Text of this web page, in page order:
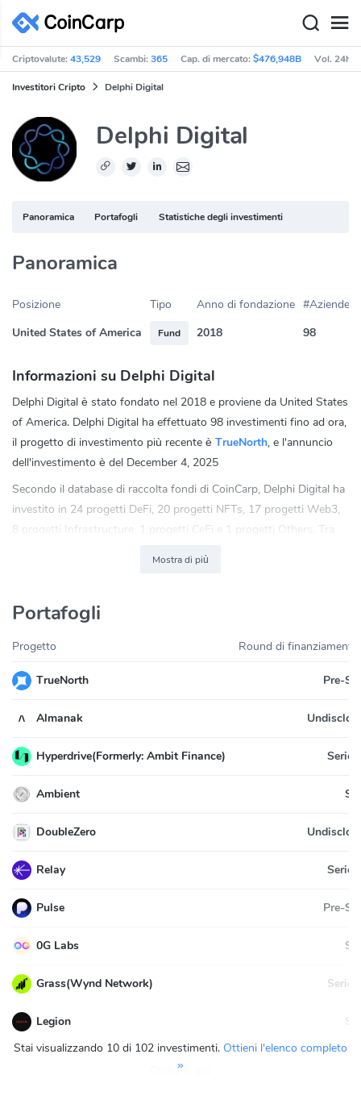
Criptovalute:43,529 Scambi:365 Cap. di mercato:$476,948B Vol. 24h:
Investitori Cripto Delphi Digital
Delphi Digital
Panoramica Portafogli Statistiche degli investimenti
Panoramica
Posizione
United States of America
Tipo
Fund
Anno di fondazione
2018
#Aziende
98
Informazioni su Delphi Digital
Delphi Digital è stato fondato nel 2018 e proviene da United States
of America. Delphi Digital ha effettuato 98 investimenti fino ad ora,
il progetto di investimento più recente è TrueNorth, e l'annuncio
dell'investimento è del December 4, 2025
Secondo il database di raccolta fondi di CoinCarp, Delphi Digital ha
investito in 24 progetti DeFi, 20 progetti NFTs, 17 progetti Web3,
8 progetti Infrastructure, 1 progetti CeFi e 1 progetti Others. Tra
provare a contattarli tramite i social media
Twitter:
"Delphi Digital" is a collaborative association of independently
owned and operated entities sharing the "Delphi" brand and
Ventures" entities, "Delphi Research" entities and the "Delphi
Labs" entities collaborate under the "Delphi Digital" brand.
Mostra di più
Portafogli
Stai visualizzando 10 di 102 investimenti. Ottieni l'elenco completo
»
Progetto Round di finanziamento
TrueNorth Pre-
Almanak
Hyperdrive(Formerly: Ambit Finance)
Ambient
DoubleZero
Relay
Pulse Pre-
0G Labs
Grass(Wynd Network)
Legion
Carica di più